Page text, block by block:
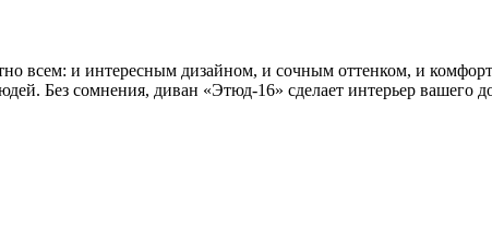
всем: и интересным дизайном, и сочным оттенком, и
Без сомнения, диван «Этюд-16» сделает интерьер